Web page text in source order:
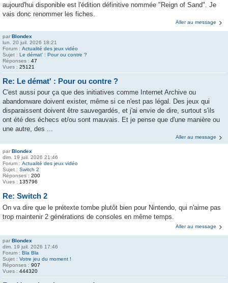
aujourd'hui disponible est l'édition définitive nommée "Reign of Sand". Je
vais donc renommer les fiches.
Aller au message
par Blondex
lun. 20 juil. 2026 18:21
Forum : Actualité des jeux vidéo
Sujet : Le démat' : Pour ou contre ?
Réponses : 47
Vues : 25121
Re: Le démat' : Pour ou contre ?
C'est aussi pour ça que des initiatives comme Internet Archive ou
abandonware doivent exister, même si ce n'est pas légal. Des jeux qui
disparaissent doivent être sauvegardés, et j'ai envie de dire, surtout s'ils
ont été des échecs et/ou sont mauvais. Et je pense que d'une manière ou
une autre, des ...
Aller au message
par Blondex
dim. 19 juil. 2026 21:46
Forum : Actualité des jeux vidéo
Sujet : Switch 2
Réponses : 200
Vues : 135796
Re: Switch 2
On va dire que le prétexte tombe plutôt bien pour Nintendo, qui n'aime pas
trop maintenir 2 générations de consoles en même temps.
Aller au message
par Blondex
dim. 19 juil. 2026 17:46
Forum : Bla Bla
Sujet : Votre jeu du moment !
Réponses : 907
Vues : 444320